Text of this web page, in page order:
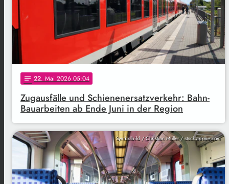
notes 22. Mai 2026 05:04
Zugausfälle und Schienenersatzverkehr: Bahn-
Bauarbeiten ab Ende Juni in der Region
Symbolbild / Christian Müller / stock.adobe.com